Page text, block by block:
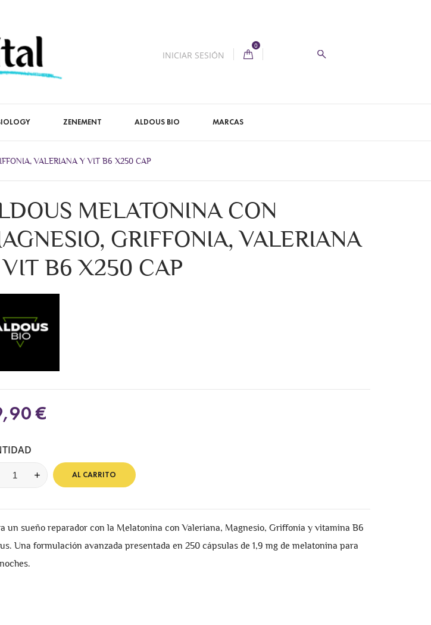
INICIAR SESIÓN
0
ZENEMENT ALDOUS BIO MARCAS
VALERIANA Y VIT B6 X250 CAP
MELATONINA CON
GRIFFONIA, VALERIANA
B6 X250 CAP
€
AL CARRITO
un sueño reparador con la Melatonina con Valeriana, Magnesio, Griffonia y vitamina B6
Una formulación avanzada presentada en 250 cápsulas de 1,9 mg de melatonina para